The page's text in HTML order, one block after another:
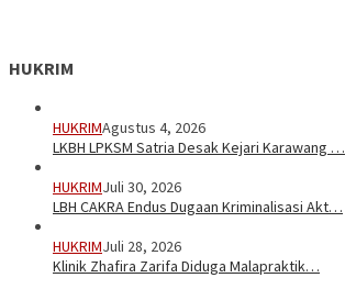
HUKRIM
HUKRIMAgustus 4, 2026
LKBH LPKSM Satria Desak Kejari Karawang …
HUKRIMJuli 30, 2026
LBH CAKRA Endus Dugaan Kriminalisasi Akt…
HUKRIMJuli 28, 2026
Klinik Zhafira Zarifa Diduga Malapraktik…